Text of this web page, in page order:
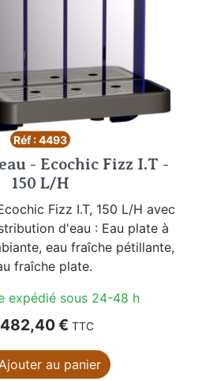
Réf : 4493
- Ecochic Fizz I.T -
150 L/H
Fizz I.T, 150 L/H avec
d'eau : Eau plate à
eau fraîche pétillante,
fraîche plate.
expédié sous 24-48 h
€ TTC
Ajouter au panier